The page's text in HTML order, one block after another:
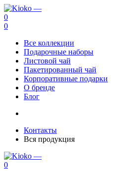
0
0
Все коллекции
Подарочные наборы
Листовой чай
Пакетированный чай
Корпоративные подарки
О бренде
Блог
Контакты
Вся продукция
0